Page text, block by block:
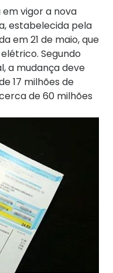
vigor a nova
estabelecida pela
em 21 de maio, que
Segundo
a mudança deve
17 milhões de
de 60 milhões